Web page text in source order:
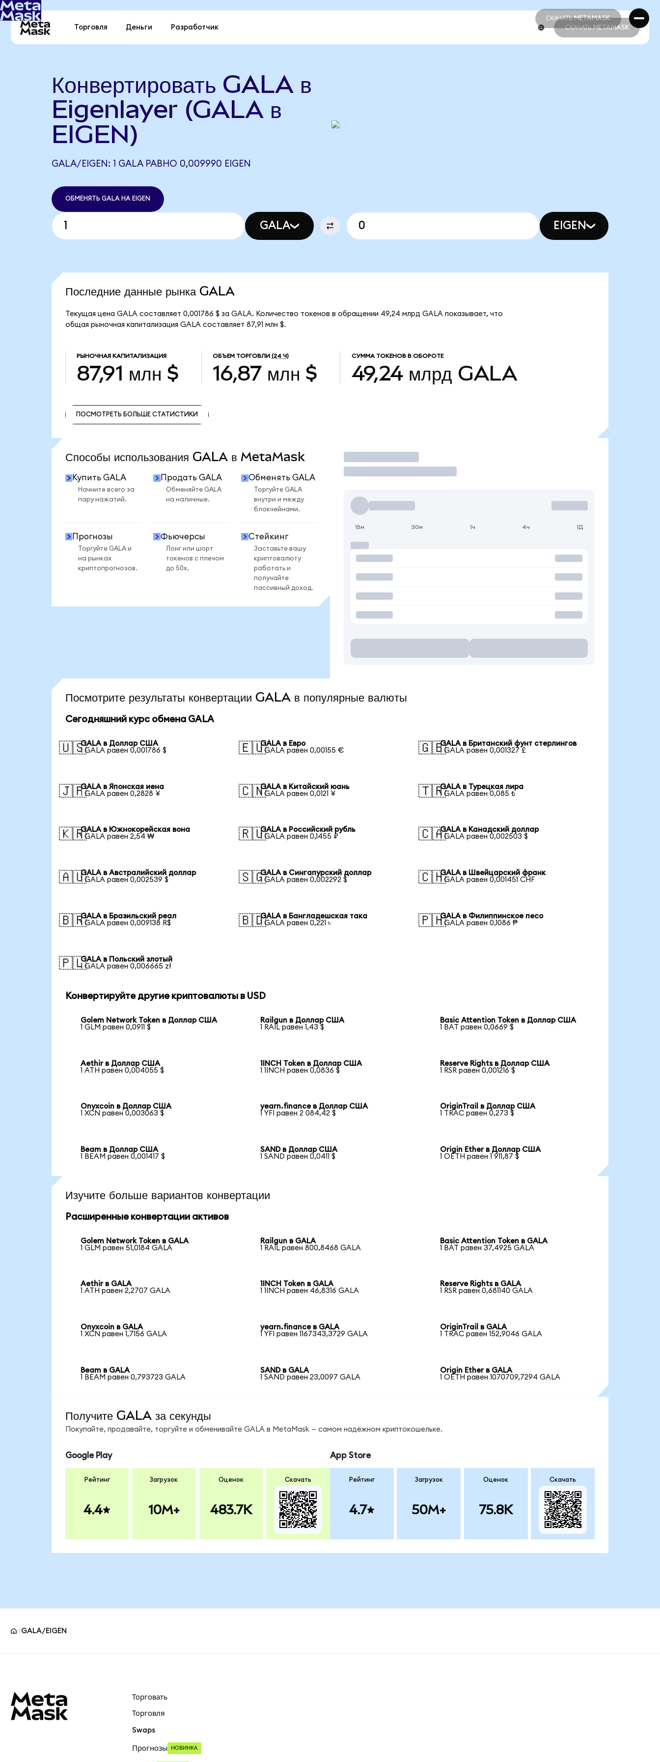
СКАЧАТЬ METAMASK
СКАЧАТЬ METAMASK
Торговля Деньги Разработчик СКАЧАТЬ METAMASK
Конвертировать GALA в
Eigenlayer (GALA в
EIGEN)
GALA/EIGEN: 1 GALA РАВНО 0,009990 EIGEN
ОБМЕНЯТЬ GALA НА EIGEN
GALA EIGEN
Последние данные рынка GALA
Текущая цена GALA составляет 0,001786 $ за GALA. Количество токенов в обращении 49,24 млрд GALA показывает, что
общая рыночная капитализация GALA составляет 87,91 млн $.
РЫНОЧНАЯ КАПИТАЛИЗАЦИЯ
87,91 млн $
ОБЪЕМ ТОРГОВЛИ (24 Ч)
16,87 млн $
СУММА ТОКЕНОВ В ОБОРОТЕ
49,24 млрд GALA
ПОСМОТРЕТЬ БОЛЬШЕ СТАТИСТИКИ
Способы использования GALA в MetaMask
Купить GALA
Начните всего за
пару нажатий.
Продать GALA
Обменяйте GALA
на наличные.
Обменять GALA
Торгуйте GALA
внутри и между
блокчейнами.
Прогнозы
Торгуйте GALA и
на рынках
криптопрогнозов.
Фьючерсы
Лонг или шорт
токенов с плечом
до 50x.
Стейкинг
Заставьте вашу
криптовалюту
работать и
получайте
пассивный доход.
Торговать
15м 30м 1ч 4ч 1Д
Посмотрите результаты конвертации GALA в популярные валюты
Сегодняшний курс обмена GALA
🇺🇸GALA в Доллар США
1 GALA равен 0,001786 $
🇪🇺GALA в Евро
1 GALA равен 0,00155 €
🇬🇧GALA в Британский фунт стерлингов
1 GALA равен 0,001327 £
🇯🇵GALA в Японская иена
1 GALA равен 0,2828 ¥
🇨🇳GALA в Китайский юань
1 GALA равен 0,0121 ¥
🇹🇷GALA в Турецкая лира
1 GALA равен 0,085 ₺
🇰🇷GALA в Южнокорейская вона
1 GALA равен 2,54 ₩
🇷🇺GALA в Российский рубль
1 GALA равен 0,1455 ₽
🇨🇦GALA в Канадский доллар
1 GALA равен 0,002503 $
🇦🇺GALA в Австралийский доллар
1 GALA равен 0,002539 $
🇸🇬GALA в Сингапурский доллар
1 GALA равен 0,002292 $
🇨🇭GALA в Швейцарский франк
1 GALA равен 0,001451 CHF
🇧🇷GALA в Бразильский реал
1 GALA равен 0,009138 R$
🇧🇩GALA в Бангладешская така
1 GALA равен 0,221 ৳
🇵🇭GALA в Филиппинское песо
1 GALA равен 0,1086 ₱
🇵🇱GALA в Польский злотый
1 GALA равен 0,006665 zł
Конвертируйте другие криптовалюты в USD
Golem Network Token в Доллар США
1 GLM равен 0,0911 $
Railgun в Доллар США
1 RAIL равен 1,43 $
Basic Attention Token в Доллар США
1 BAT равен 0,0669 $
Aethir в Доллар США
1 ATH равен 0,004055 $
1INCH Token в Доллар США
1 1INCH равен 0,0836 $
Reserve Rights в Доллар США
1 RSR равен 0,001216 $
Onyxcoin в Доллар США
1 XCN равен 0,003063 $
yearn.finance в Доллар США
1 YFI равен 2 084,42 $
OriginTrail в Доллар США
1 TRAC равен 0,273 $
Beam в Доллар США
1 BEAM равен 0,001417 $
SAND в Доллар США
1 SAND равен 0,0411 $
Origin Ether в Доллар США
1 OETH равен 1 911,87 $
Изучите больше вариантов конвертации
Расширенные конвертации активов
Golem Network Token в GALA
1 GLM равен 51,0184 GALA
Railgun в GALA
1 RAIL равен 800,8468 GALA
Basic Attention Token в GALA
1 BAT равен 37,4925 GALA
Aethir в GALA
1 ATH равен 2,2707 GALA
1INCH Token в GALA
1 1INCH равен 46,8316 GALA
Reserve Rights в GALA
1 RSR равен 0,681140 GALA
Onyxcoin в GALA
1 XCN равен 1,7156 GALA
yearn.finance в GALA
1 YFI равен 1167343,3729 GALA
OriginTrail в GALA
1 TRAC равен 152,9046 GALA
Beam в GALA
1 BEAM равен 0,793723 GALA
SAND в GALA
1 SAND равен 23,0097 GALA
Origin Ether в GALA
1 OETH равен 1070709,7294 GALA
Получите GALA за секунды
Покупайте, продавайте, торгуйте и обменивайте GALA в MetaMask — самом надёжном криптокошельке.
Google Play
Рейтинг
4.4
Загрузок
10M+
Оценок
483.7K
Скачать
App Store
Рейтинг
4.7
Загрузок
50M+
Оценок
75.8K
Скачать
GALA/EIGEN
Торговать
Торговля
Swaps
Прогнозы НОВИНКА